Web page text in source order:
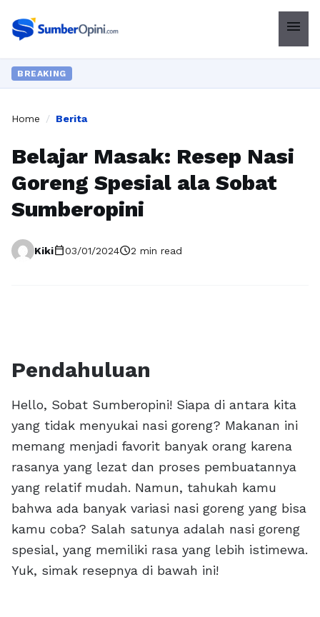
menu
BREAKING
Home / Berita
Belajar Masak: Resep Nasi
Goreng Spesial ala Sobat
Sumberopini
Kikicalendar_today03/01/2024schedule2 min read
Pendahuluan
Hello, Sobat Sumberopini! Siapa di antara kita
yang tidak menyukai nasi goreng? Makanan ini
memang menjadi favorit banyak orang karena
rasanya yang lezat dan proses pembuatannya
yang relatif mudah. Namun, tahukah kamu
bahwa ada banyak variasi nasi goreng yang bisa
kamu coba? Salah satunya adalah nasi goreng
spesial, yang memiliki rasa yang lebih istimewa.
Yuk, simak resepnya di bawah ini!